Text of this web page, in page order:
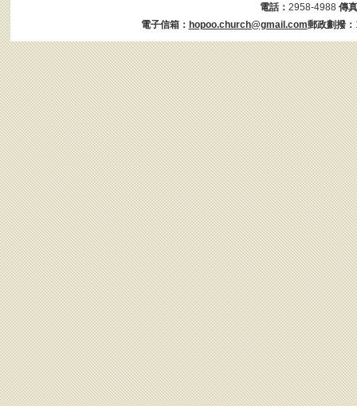
電話： 2958-4988 傳
電子信箱： hopoo.church@gmail.com郵政劃撥：